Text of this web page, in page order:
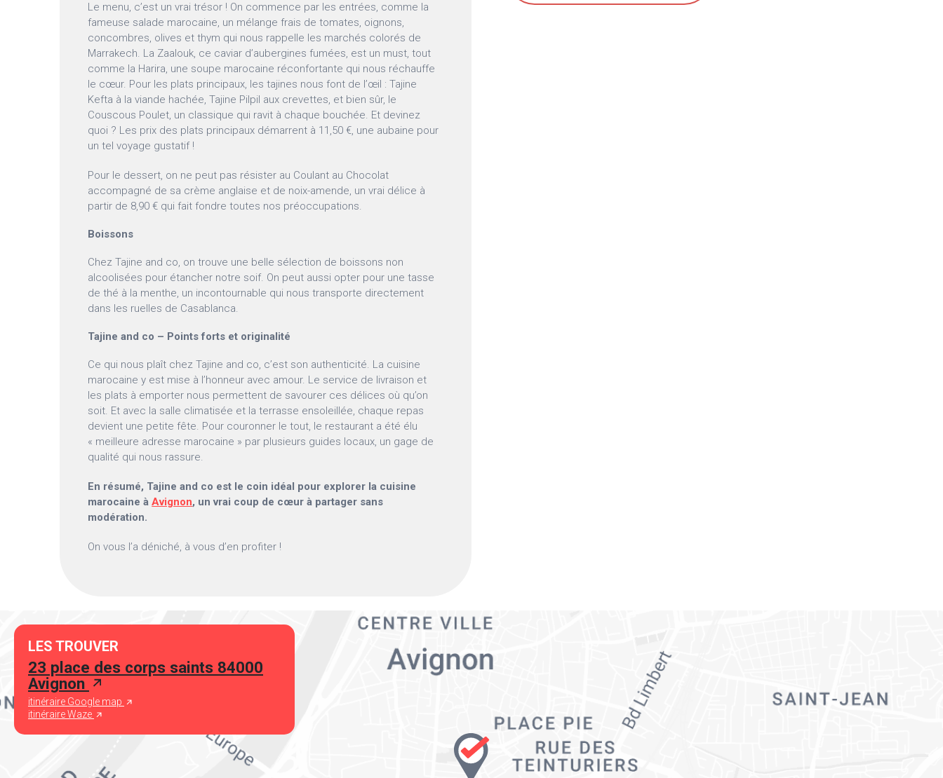
Le menu, c’est un vrai trésor ! On commence par les entrées, comme la
fameuse salade marocaine, un mélange frais de tomates, oignons,
concombres, olives et thym qui nous rappelle les marchés colorés de
Marrakech. La Zaalouk, ce caviar d’aubergines fumées, est un must, tout
comme la Harira, une soupe marocaine réconfortante qui nous réchauffe
le cœur. Pour les plats principaux, les tajines nous font de l’œil : Tajine
Kefta à la viande hachée, Tajine Pilpil aux crevettes, et bien sûr, le
Couscous Poulet, un classique qui ravit à chaque bouchée. Et devinez
quoi ? Les prix des plats principaux démarrent à 11,50 €, une aubaine pour
un tel voyage gustatif !
Pour le dessert, on ne peut pas résister au Coulant au Chocolat
accompagné de sa crème anglaise et de noix-amende, un vrai délice à
partir de 8,90 € qui fait fondre toutes nos préoccupations.
Boissons
Chez Tajine and co, on trouve une belle sélection de boissons non
alcoolisées pour étancher notre soif. On peut aussi opter pour une tasse
de thé à la menthe, un incontournable qui nous transporte directement
dans les ruelles de Casablanca.
Tajine and co – Points forts et originalité
Ce qui nous plaît chez Tajine and co, c’est son authenticité. La cuisine
marocaine y est mise à l’honneur avec amour. Le service de livraison et
les plats à emporter nous permettent de savourer ces délices où qu’on
soit. Et avec la salle climatisée et la terrasse ensoleillée, chaque repas
devient une petite fête. Pour couronner le tout, le restaurant a été élu
« meilleure adresse marocaine » par plusieurs guides locaux, un gage de
qualité qui nous rassure.
En résumé, Tajine and co est le coin idéal pour explorer la cuisine
marocaine àAvignon, un vrai coup de cœur à partager sans
modération.
On vous l’a déniché, à vous d’en profiter !
LES TROUVER
23 place des corps saints 84000
Avignon
itinéraire Google map
itinéraire Waze